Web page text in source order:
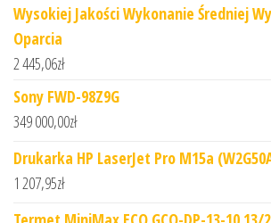
Wysokiej Jakości Wykonanie Średniej
Oparcia
2 445,06zł
Sony FWD-98Z9G
349 000,00zł
Drukarka HP LaserJet Pro M15a
1 207,95zł